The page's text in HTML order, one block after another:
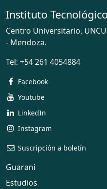
Instituto
Centro Universitario,
- Mendoza.
Tel: +54 261 4054884
Facebook
Youtube
LinkedIn
Instagram
Suscripción a boletín
Guarani
Estudios